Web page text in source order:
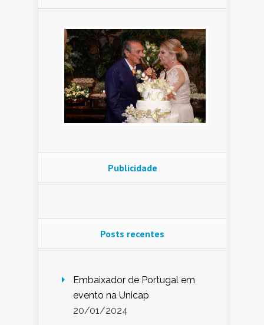
Publicidade
Posts recentes
Embaixador de Portugal em
evento na Unicap
20/01/2024